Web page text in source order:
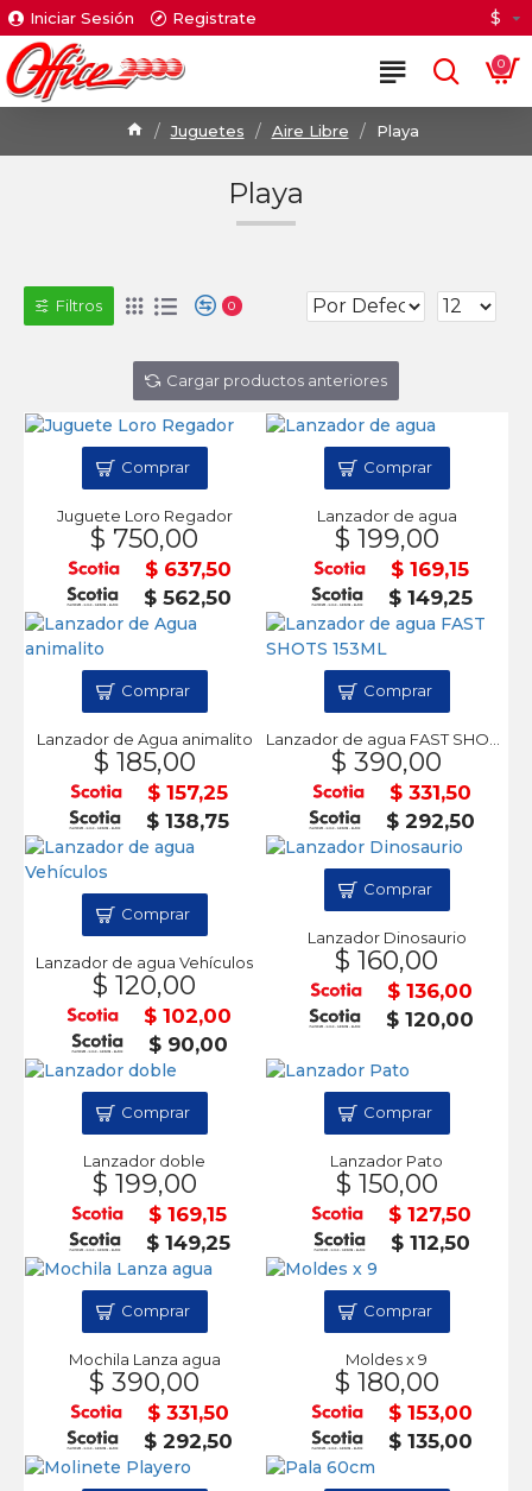
Iniciar Sesión Registrate $
0
Juguetes Aire Libre Playa
Playa
Filtros 0
Cargar productos anteriores
Juguete Loro Regador
$ 750,00
$ 637,50
$ 562,50
Comprar
Lanzador de agua
$ 199,00
$ 169,15
$ 149,25
Comprar
Lanzador de Agua animalito
$ 185,00
$ 157,25
$ 138,75
Comprar
$ 390,00
$ 331,50
$ 292,50
Comprar
Lanzador de agua Vehículos
$ 120,00
$ 102,00
$ 90,00
Comprar
Lanzador Dinosaurio
$ 160,00
$ 136,00
$ 120,00
Comprar
Lanzador doble
$ 199,00
$ 169,15
$ 149,25
Comprar
Lanzador Pato
$ 150,00
$ 127,50
$ 112,50
Comprar
Mochila Lanza agua
$ 390,00
$ 331,50
$ 292,50
Comprar
Moldes x 9
$ 180,00
$ 153,00
$ 135,00
Comprar